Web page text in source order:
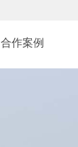
合作案例